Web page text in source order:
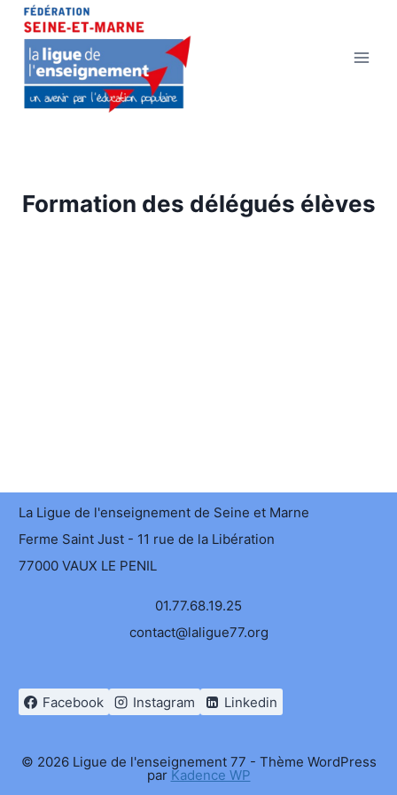
Aller
contenu
Formation des délégués élèves
La Ligue de l'enseignement de Seine et Marne
Ferme Saint Just - 11 rue de la Libération
77000 VAUX LE PENIL
01.77.68.19.25
contact@laligue77.org
Facebook Instagram Linkedin
© 2026 Ligue de l'enseignement 77 - Thème WordPress
par Kadence WP